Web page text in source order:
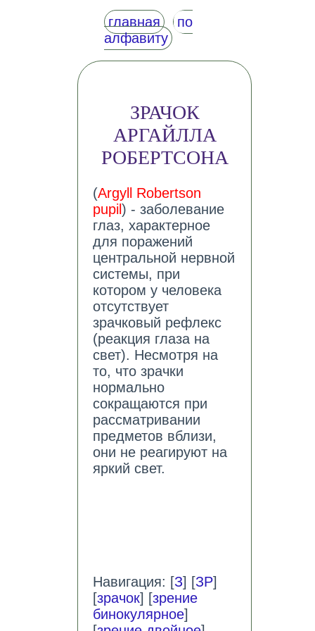
главная
по
алфавиту
ЗРАЧОК
АРГАЙЛЛА
РОБЕРТСОНА
(Argyll Robertson
pupil) - заболевание
глаз, характерное
для поражений
центральной нервной
системы, при
котором у человека
отсутствует
зрачковый рефлекс
(реакция глаза на
свет). Несмотря на
то, что зрачки
нормально
сокращаются при
рассматривании
предметов вблизи,
они не реагируют на
яркий свет.
Навигация: [З] [ЗР]
[зрачок] [зрение
бинокулярное]